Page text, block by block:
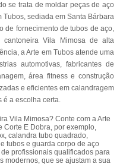
se trata de moldar peças de aço
Tubos, sediada em Santa Bárbara
de fornecimento de tubos de aço,
cantoneira Vila Mimosa de alta
a Arte em Tubos atende uma
automotivas, fabricantes de
área fitness e construção
e eficientes em calandragem
é a escolha certa.
Vila Mimosa? Conte com a Arte
Corte E Dobra, por exemplo,
calandra tubo quadrado,
tubos e guarda corpo de aço
profissionais qualificados para
modernos, que se ajustam a sua